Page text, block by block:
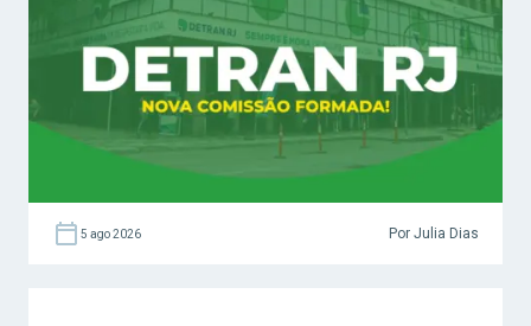
5 ago 2026 Por Julia Dias